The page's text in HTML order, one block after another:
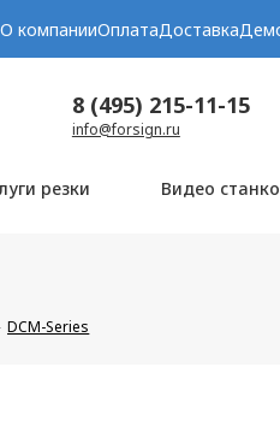
О компанииОплатаДоставка
8 (495) 215-11-15
info@forsign.ru
резки Видео
DCM-Series